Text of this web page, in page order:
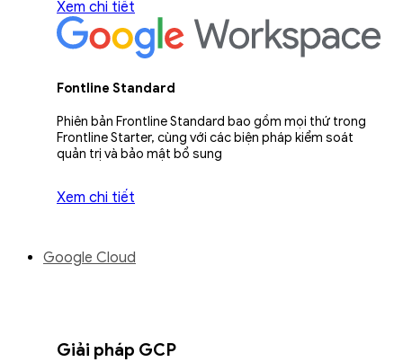
Xem chi tiết
Fontline Standard
Phiên bản Frontline Standard bao gồm mọi thứ trong
Frontline Starter, cùng với các biện pháp kiểm soát
quản trị và bảo mật bổ sung
Xem chi tiết
Google Cloud
Giải pháp GCP